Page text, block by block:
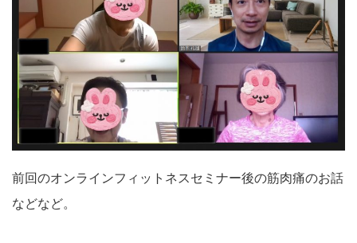
前回のオンラインフィットネスセミナー後の筋肉痛のお話
などなど。